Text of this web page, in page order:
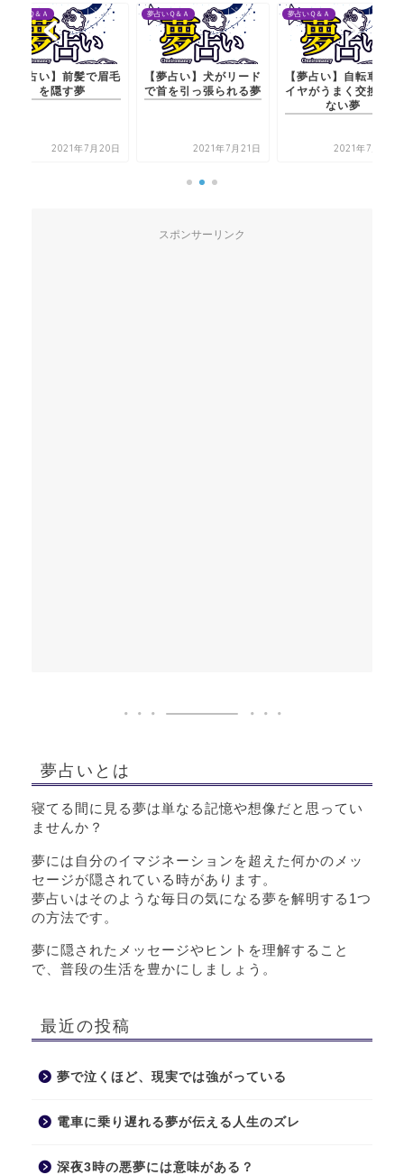
夢占いＱ＆Ａ
【夢占い】前髪で眉毛
を隠す夢
2021年7月20日
夢占いＱ＆Ａ
【夢占い】犬がリード
で首を引っ張られる夢
2021年7月21日
夢占いＱ＆Ａ
【夢占い】自転車のタ
イヤがうまく交換でき
ない夢
2021年7月21日
スポンサーリンク
夢占いとは
寝てる間に見る夢は単なる記憶や想像だと思ってい
ませんか？
夢には自分のイマジネーションを超えた何かのメッ
セージが隠されている時があります。
夢占いはそのような毎日の気になる夢を解明する1つ
の方法です。
夢に隠されたメッセージやヒントを理解すること
で、普段の生活を豊かにしましょう。
最近の投稿
夢で泣くほど、現実では強がっている
電車に乗り遅れる夢が伝える人生のズレ
深夜3時の悪夢には意味がある？